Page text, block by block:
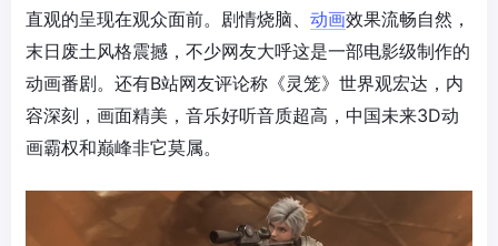
直观的呈现在观众面前。剧情烧脑、 动画效果流畅自然，
末日废土风格震撼，不少网友大呼这是一部电影级制作的
动画番剧。还有B站网友评论称《灵笼》世界观宏达，内
容深刻，画面精美，音乐好听音质超高，中国未来3D动
画霸权和巅峰非它莫属。